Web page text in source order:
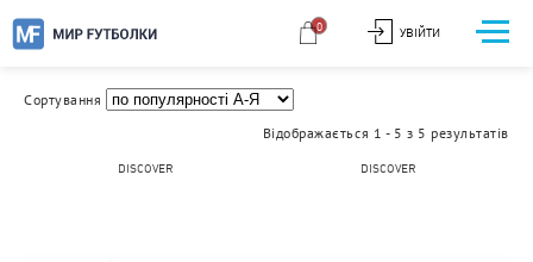
УВІЙТИ
0
Сортування
Відображається 1 - 5 з 5 результатів
DISCOVER DISCOVER